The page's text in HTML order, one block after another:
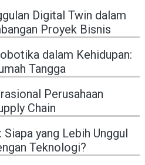
Digital Twin dalam
Proyek Bisnis
dalam Kehidupan:
Tangga
Perusahaan
Chain
yang Lebih Unggul
Teknologi?